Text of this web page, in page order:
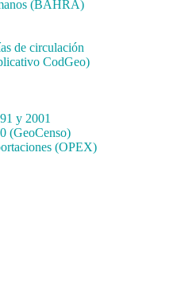
(BAHRA)
de circulación
CodGeo)
y 2001
(GeoCenso)
(OPEX)